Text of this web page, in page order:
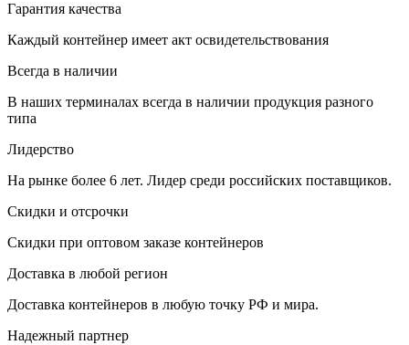
Гарантия качества
Каждый контейнер имеет акт освидетельствования
Всегда в наличии
В наших терминалах всегда в наличии продукция разного
типа
Лидерство
На рынке более 6 лет. Лидер среди российских поставщиков.
Скидки и отсрочки
Скидки при оптовом заказе контейнеров
Доставка в любой регион
Доставка контейнеров в любую точку РФ и мира.
Надежный партнер